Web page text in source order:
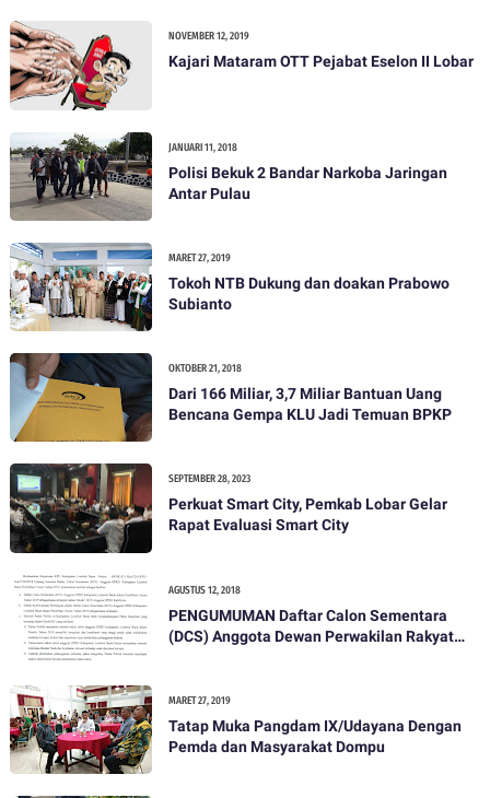
NOVEMBER 12, 2019
Kajari Mataram OTT Pejabat Eselon II Lobar
JANUARI 11, 2018
Polisi Bekuk 2 Bandar Narkoba Jaringan
Antar Pulau
MARET 27, 2019
Tokoh NTB Dukung dan doakan Prabowo
Subianto
OKTOBER 21, 2018
Dari 166 Miliar, 3,7 Miliar Bantuan Uang
Bencana Gempa KLU Jadi Temuan BPKP
SEPTEMBER 28, 2023
Perkuat Smart City, Pemkab Lobar Gelar
Rapat Evaluasi Smart City
AGUSTUS 12, 2018
PENGUMUMAN Daftar Calon Sementara
(DCS) Anggota Dewan Perwakilan Rakyat
MARET 27, 2019
Tatap Muka Pangdam IX/Udayana Dengan
Pemda dan Masyarakat Dompu